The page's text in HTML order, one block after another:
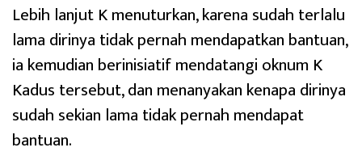
Lebih lanjut K menuturkan, karena sudah terlalu
lama dirinya tidak pernah mendapatkan bantuan,
ia kemudian berinisiatif mendatangi oknum K
Kadus tersebut, dan menanyakan kenapa dirinya
sudah sekian lama tidak pernah mendapat
bantuan.